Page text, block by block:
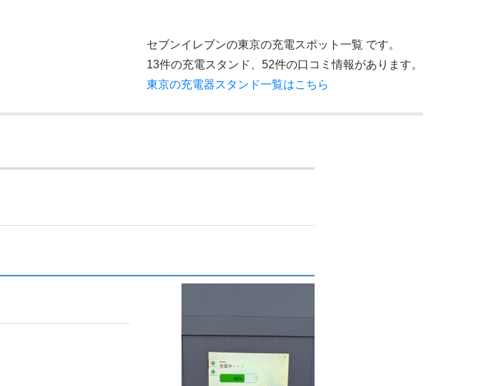
セブンイレブンの東京の充電スポット一覧 です。
13件の充電スタンド、 52件の口コミ情報があります。
東京の充電器スタンド一覧はこちら